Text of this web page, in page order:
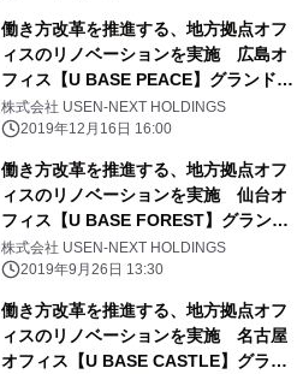
働き方改革を推進する、地方拠点オフ
ィスのリノベーションを実施 広島オ
フィス【U BASE PEACE】グランドオ
ープン
株式会社 USEN-NEXT HOLDINGS
2019年12月16日 16:00
働き方改革を推進する、地方拠点オフ
ィスのリノベーションを実施 仙台オ
フィス【U BASE FOREST】グランド
オープン
株式会社 USEN-NEXT HOLDINGS
2019年9月26日 13:30
働き方改革を推進する、地方拠点オフ
ィスのリノベーションを実施 名古屋
オフィス【U BASE CASTLE】グラン